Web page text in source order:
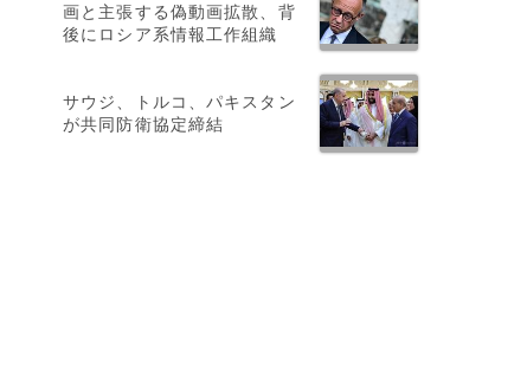
画と主張する偽動画拡散、背
後にロシア系情報工作組織
サウジ、トルコ、パキスタン
が共同防衛協定締結